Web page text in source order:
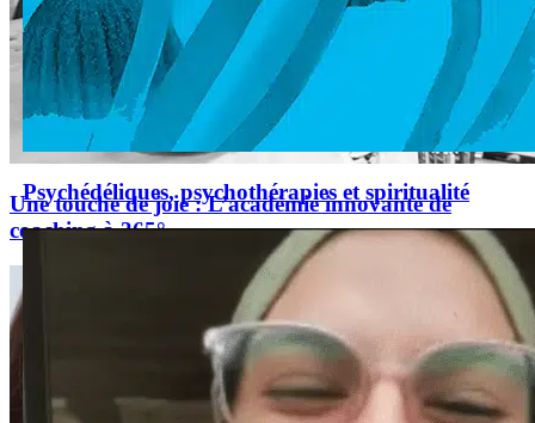
Psychédéliques, psychothérapies et spiritualité
Une touche de joie : L’académie innovante de
coaching à 365°